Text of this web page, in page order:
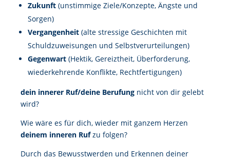
Zukunft (unstimmige Ziele/Konzepte, Ängste und
Sorgen)
Vergangenheit (alte stressige Geschichten mit
Schuldzuweisungen und Selbstverurteilungen)
Gegenwart (Hektik, Gereiztheit, Überforderung,
wiederkehrende Konflikte, Rechtfertigungen)
dein innerer Ruf/deine Berufung nicht von dir gelebt
wird?
Wie wäre es für dich, wieder mit ganzem Herzen
deinem inneren Rufzu folgen?
Durch das Bewusstwerden und Erkennen deiner